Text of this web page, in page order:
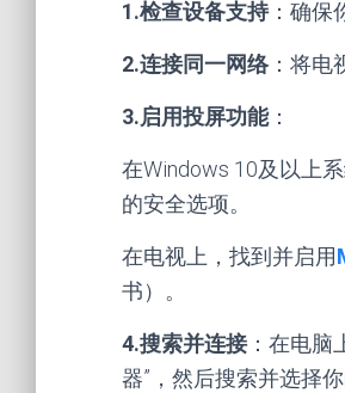
1.检查设备支持：确保
2.连接同一网络：将电
3.启用投屏功能：
在Windows 10及以上
的安全选项。
在电视上，找到并启用
书）。
4.搜索并连接：在电脑
器”，然后搜索并选择